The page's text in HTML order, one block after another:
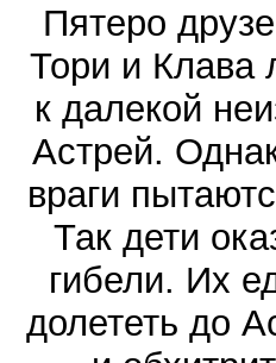
Пятеро
Тори и Клава
к далекой
Астрей.
враги
Так дети
гибели. Их
долететь до